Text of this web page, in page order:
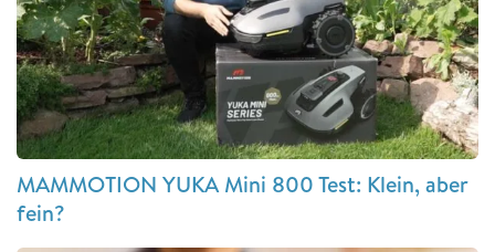
MAMMOTION YUKA Mini 800 Test: Klein, aber
fein?